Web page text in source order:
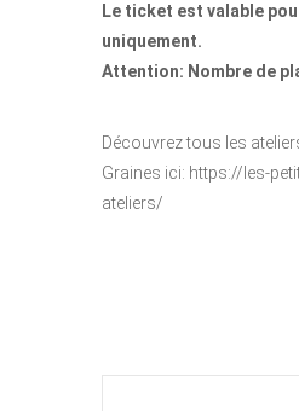
Le ticket est valable
uniquement.
Attention: Nombre de
Découvrez tous les
Graines ici: https://les-
ateliers/